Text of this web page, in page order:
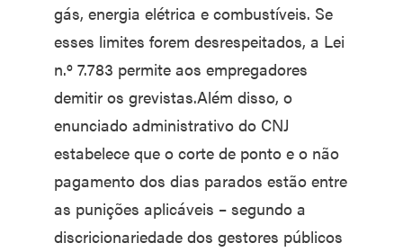
gás, energia elétrica e combustíveis. Se
esses limites forem desrespeitados, a Lei
n.º 7.783 permite aos empregadores
demitir os grevistas.Além disso, o
enunciado administrativo do CNJ
estabelece que o corte de ponto e o não
pagamento dos dias parados estão entre
as punições aplicáveis – segundo a
discricionariedade dos gestores públicos